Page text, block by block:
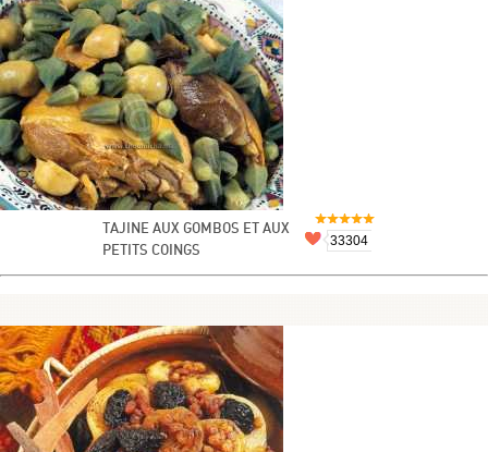
TAJINE AUX GOMBOS ET AUX
PETITS COINGS
33304